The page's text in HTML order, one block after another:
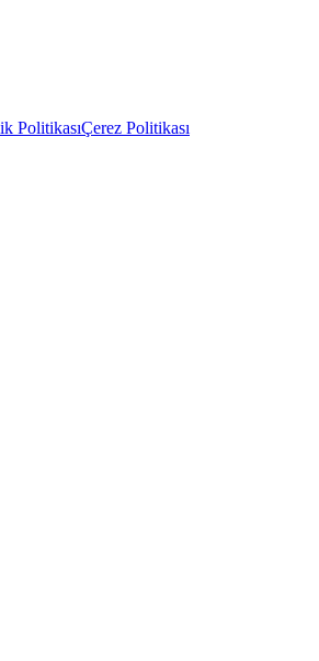
PolitikasıÇerez Politikası